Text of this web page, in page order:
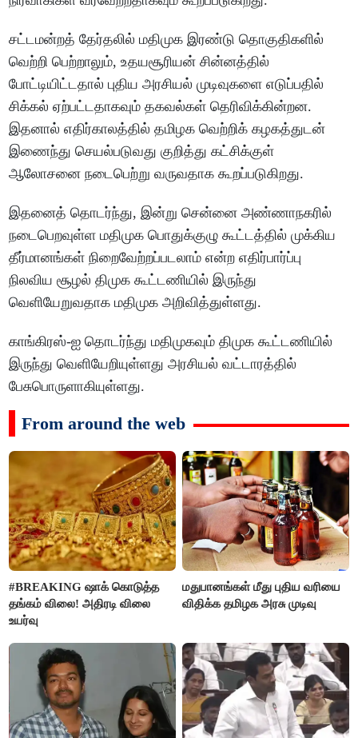
சட்டமன்றத் தேர்தலில் மதிமுக இரண்டு தொகுதிகளில்
வெற்றி பெற்றாலும், உதயசூரியன் சின்னத்தில்
போட்டியிட்டதால் புதிய அரசியல் முடிவுகளை எடுப்பதில்
சிக்கல் ஏற்பட்டதாகவும் தகவல்கள் தெரிவிக்கின்றன.
இதனால் எதிர்காலத்தில் தமிழக வெற்றிக் கழகத்துடன்
இணைந்து செயல்படுவது குறித்து கட்சிக்குள்
ஆலோசனை நடைபெற்று வருவதாக கூறப்படுகிறது.
இதனைத் தொடர்ந்து, இன்று சென்னை அண்ணாநகரில்
நடைபெறவுள்ள மதிமுக பொதுக்குழு கூட்டத்தில் முக்கிய
தீர்மானங்கள் நிறைவேற்றப்படலாம் என்ற எதிர்பார்ப்பு
நிலவிய சூழல் திமுக கூட்டணியில் இருந்து
வெளியேறுவதாக மதிமுக அறிவித்துள்ளது.
காங்கிரஸ்-ஐ தொடர்ந்து மதிமுகவும் திமுக கூட்டணியில்
இருந்து வெளியேறியுள்ளது அரசியல் வட்டாரத்தில்
பேசுபொருளாகியுள்ளது.
From around the web
#BREAKING ஷாக் கொடுத்த
தங்கம் விலை! அதிரடி விலை
உயர்வு
மதுபானங்கள் மீது புதிய வரியை
விதிக்க தமிழக அரசு முடிவு